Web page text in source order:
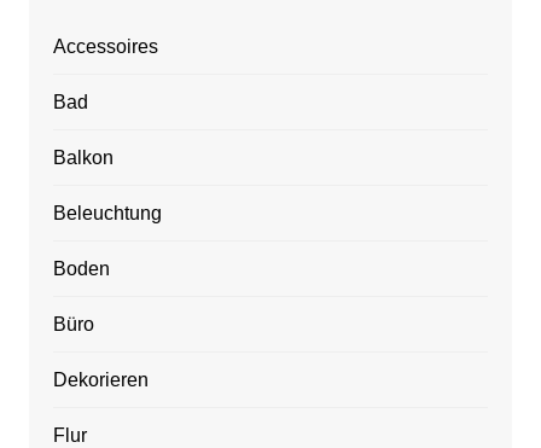
Accessoires
Bad
Balkon
Beleuchtung
Boden
Büro
Dekorieren
Flur